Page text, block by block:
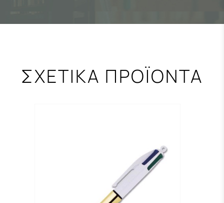
ΣΧΕΤΙΚΑ ΠΡΟΪΟΝΤΑ